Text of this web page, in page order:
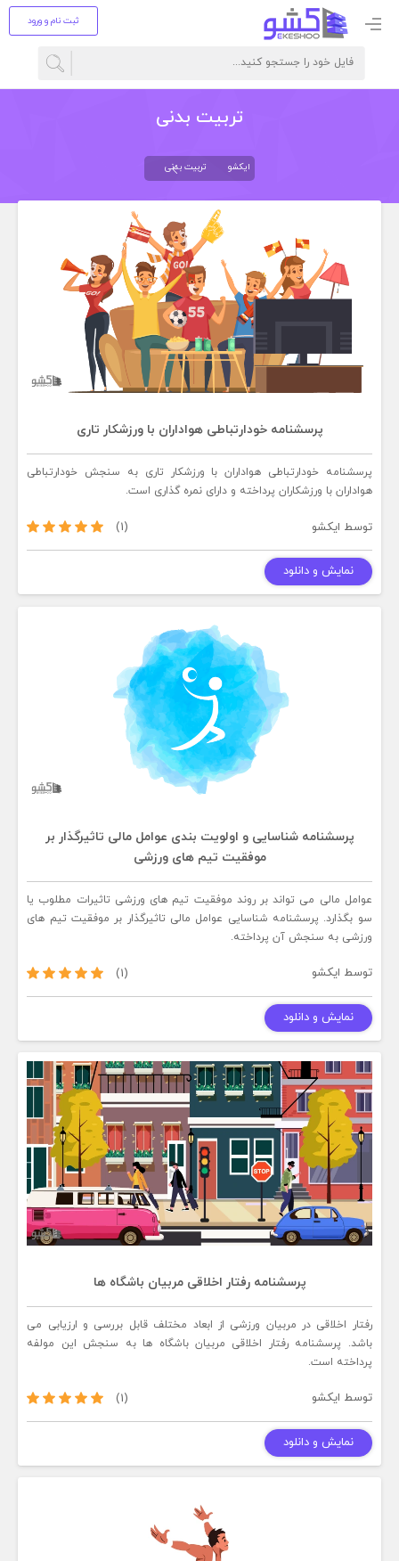
ثبت نام و ورود
تربیت بدنی
ایکشو تربیت بدنی
پرسشنامه خودارتباطی هواداران با ورزشکار تاری
پرسشنامه خودارتباطی هواداران با ورزشکار تاری به سنجش خودارتباطی
هواداران با ورزشکاران پرداخته و دارای نمره گذاری است.
توسط ایکشو (1)
نمایش و دانلود
پرسشنامه شناسایی و اولویت بندی عوامل مالی تاثیرگذار بر
موفقیت تیم های ورزشی
عوامل مالی می تواند بر روند موفقیت تیم های ورزشی تاثیرات مطلوب یا
سو بگذارد. پرسشنامه شناسایی عوامل مالی تاثیرگذار بر موفقیت تیم های
ورزشی به سنجش آن پرداخته.
توسط ایکشو (1)
نمایش و دانلود
پرسشنامه رفتار اخلاقی مربیان باشگاه ها
رفتار اخلاقی در مربیان ورزشی از ابعاد مختلف قابل بررسی و ارزیابی می
باشد. پرسشنامه رفتار اخلاقی مربیان باشگاه ها به سنجش این مولفه
پرداخته است.
توسط ایکشو (1)
نمایش و دانلود